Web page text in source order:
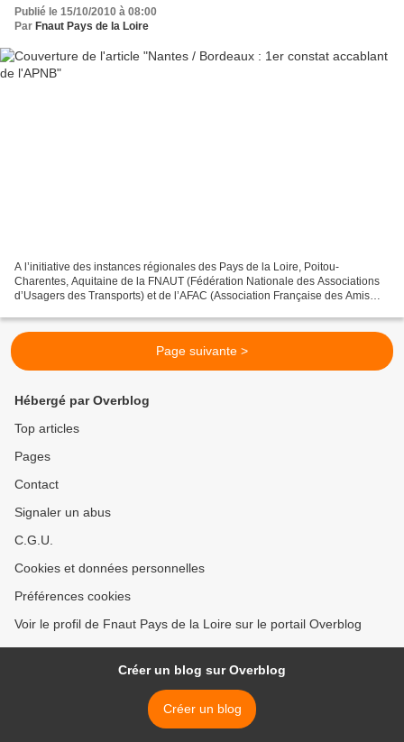
Publié le 15/10/2010 à 08:00
Par Fnaut Pays de la Loire
A l’initiative des instances régionales des Pays de la Loire, Poitou-
Charentes, Aquitaine de la FNAUT (Fédération Nationale des Associations
d’Usagers des Transports) et de l’AFAC (Association Française des Amis
Page suivante >
Hébergé par Overblog
Top articles
Pages
Contact
Signaler un abus
C.G.U.
Cookies et données personnelles
Préférences cookies
Voir le profil de Fnaut Pays de la Loire sur le portail Overblog
Créer un blog sur Overblog
Créer un blog